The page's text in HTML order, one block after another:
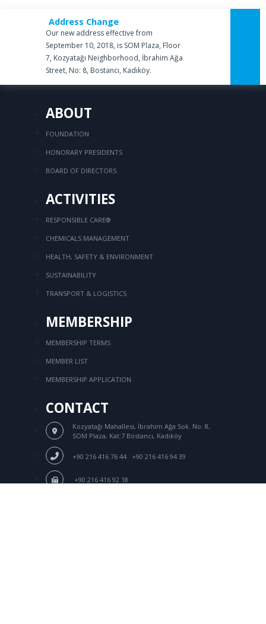
Address Change
Our new address effective from
September 10, 2018, is SOM Plaza, Floor
7, Kozyatağı Neighborhood, İbrahim Ağa
Street, No: 8, Bostancı, Kadıköy.
ABOUT
FOUNDATION
HONORARY PRESIDENTS
BOARD OF DIRECTORS
ACTIVITIES
RESPONSIBLE CARE®
CHEMICALS MANAGEMENT
HEALTH, SAFETY & ENVIRONMENT
SUSTAINABILITY
TRANSPORT & LOGISTICS
MEMBERSHIP
MEMBERSHIP TERMS
MEMBER LIST
MEMBERSHIP APPLICATION
CONTACT
Kozyatağı Mahallesi, İbrahim Ağa Sok. No: 8,
SOM Plaza, Kat:7 Bostancı, Kadıköy
+90 216 416 76 44 +90 216 416 94 39
+90 216 416 92 18